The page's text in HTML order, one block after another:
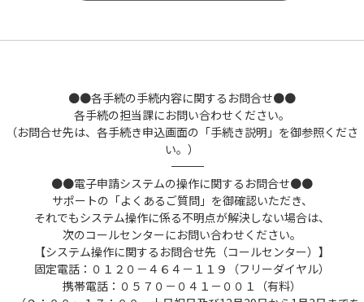
●●各手続の手続内容に関するお問合せ●●
各手続の担当課にお問い合わせください。
（お問合せ先は、各手続き申込画面の「手続き説明」を御参照くださ
い。）
――――――――――――――――――――――――――――――――――――――――――――――――――
●●電子申請システムの操作に関するお問合せ●●
サポートの「よくあるご質問」を御確認いただき、
それでもシステム操作に係る不明点が解決しない場合は、
次のコールセンターにお問い合わせください。
【システム操作に関するお問合せ先（コールセンター）】
固定電話：０１２０－４６４－１１９（フリーダイヤル）
携帯電話：０５７０－０４１－００１（有料）